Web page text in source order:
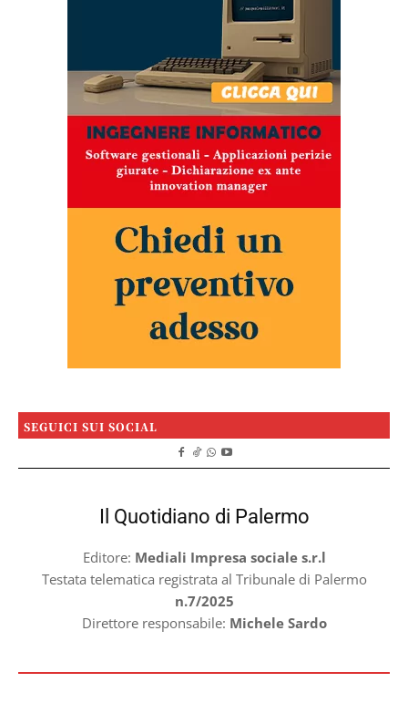
SEGUICI SUI SOCIAL
Il Quotidiano di Palermo
Editore: Mediali Impresa sociale s.r.l
Testata telematica registrata al Tribunale di Palermo
n.7/2025
Direttore responsabile: Michele Sardo